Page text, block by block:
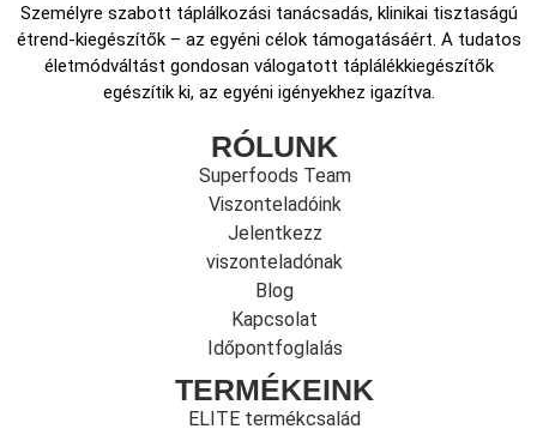
Személyre szabott táplálkozási tanácsadás, klinikai tisztaságú
étrend-kiegészítők – az egyéni célok támogatásáért. A tudatos
életmódváltást gondosan válogatott táplálékkiegészítők
egészítik ki, az egyéni igényekhez igazítva.
RÓLUNK
Superfoods Team
Viszonteladóink
Jelentkezz
viszonteladónak
Blog
Kapcsolat
Időpontfoglalás
TERMÉKEINK
ELITE termékcsalád